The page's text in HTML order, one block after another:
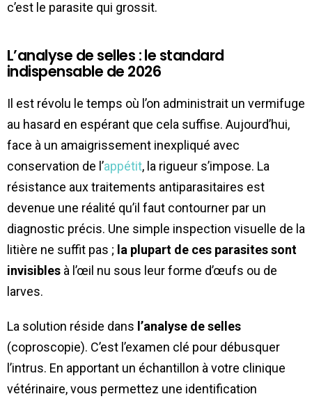
c’est le parasite qui grossit.
L’analyse de selles : le standard
indispensable de 2026
Il est révolu le temps où l’on administrait un vermifuge
au hasard en espérant que cela suffise. Aujourd’hui,
face à un amaigrissement inexpliqué avec
conservation de l’appétit, la rigueur s’impose. La
résistance aux traitements antiparasitaires est
devenue une réalité qu’il faut contourner par un
diagnostic précis. Une simple inspection visuelle de la
litière ne suffit pas ; la plupart de ces parasites sont
invisibles à l’œil nu sous leur forme d’œufs ou de
larves.
La solution réside dans l’analyse de selles
(coproscopie). C’est l’examen clé pour débusquer
l’intrus. En apportant un échantillon à votre clinique
vétérinaire, vous permettez une identification